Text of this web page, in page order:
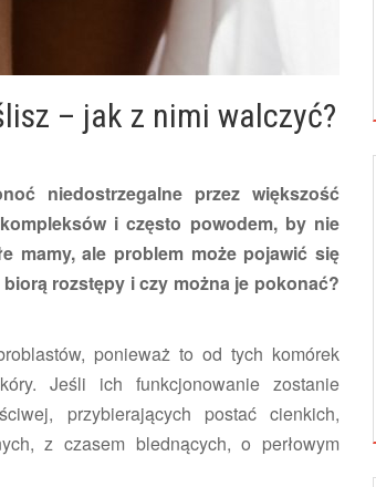
– jak z nimi walczyć?
niedostrzegalne przez większość
i często powodem, by nie
mamy, ale problem może pojawić się
rozstępy i czy można je pokonać?
ponieważ to od tych komórek
Jeśli ich funkcjonowanie zostanie
przybierających postać cienkich,
z czasem blednących, o perłowym